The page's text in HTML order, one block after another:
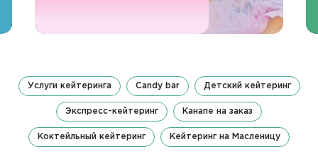
Услуги кейтеринга Candy bar Детский кейтеринг
Экспресс-кейтеринг Канапе на заказ
Коктейльный кейтеринг Кейтеринг на Масленицу